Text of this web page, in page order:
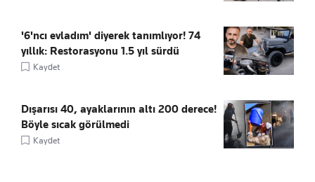
'6'ncı evladım' diyerek tanımlıyor! 74
yıllık: Restorasyonu 1.5 yıl sürdü
Kaydet
Dışarısı 40, ayaklarının altı 200 derece!
Böyle sıcak görülmedi
Kaydet